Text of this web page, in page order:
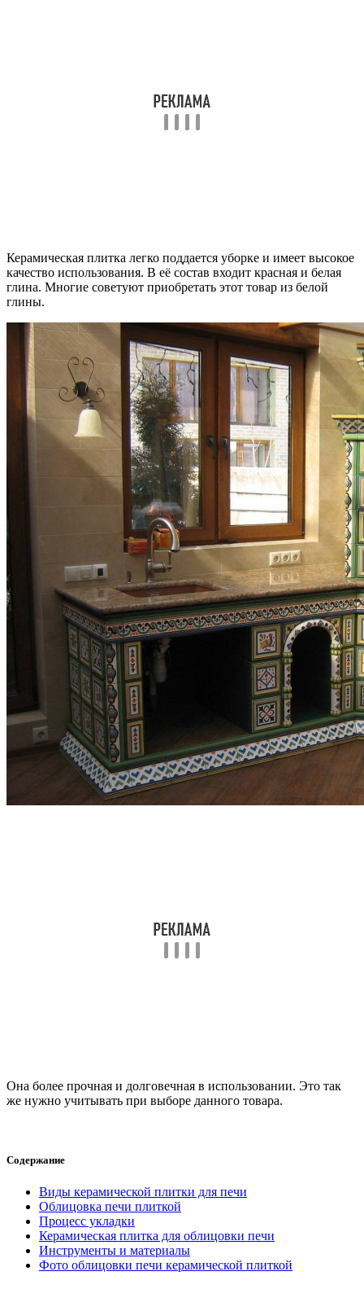
Керамическая плитка легко поддается уборке и имеет высокое
качество использования. В её состав входит красная и белая
глина. Многие советуют приобретать этот товар из белой
глины.
Она более прочная и долговечная в использовании. Это так
же нужно учитывать при выборе данного товара.
Содержание
Виды керамической плитки для печи
Облицовка печи плиткой
Процесс укладки
Керамическая плитка для облицовки печи
Инструменты и материалы
Фото облицовки печи керамической плиткой